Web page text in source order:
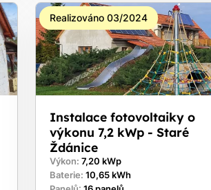
Realizováno 03/2024
Instalace fotovoltaiky o
výkonu 7,2 kWp - Staré
Ždánice
Výkon:7,20 kWp
Baterie:10,65 kWh